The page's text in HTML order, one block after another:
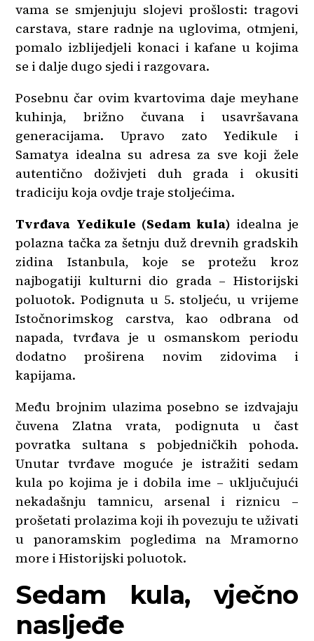
vama se smjenjuju slojevi prošlosti: tragovi
carstava, stare radnje na uglovima, otmjeni,
pomalo izblijedjeli konaci i kafane u kojima
se i dalje dugo sjedi i razgovara.
Posebnu čar ovim kvartovima daje meyhane
kuhinja, brižno čuvana i usavršavana
generacijama. Upravo zato Yedikule i
Samatya idealna su adresa za sve koji žele
autentično doživjeti duh grada i okusiti
tradiciju koja ovdje traje stoljećima.
Tvrđava Yedikule (Sedam kula) idealna je
polazna tačka za šetnju duž drevnih gradskih
zidina Istanbula, koje se protežu kroz
najbogatiji kulturni dio grada – Historijski
poluotok. Podignuta u 5. stoljeću, u vrijeme
Istočnorimskog carstva, kao odbrana od
napada, tvrđava je u osmanskom periodu
dodatno proširena novim zidovima i
kapijama.
Među brojnim ulazima posebno se izdvajaju
čuvena Zlatna vrata, podignuta u čast
povratka sultana s pobjedničkih pohoda.
Unutar tvrđave moguće je istražiti sedam
kula po kojima je i dobila ime – uključujući
nekadašnju tamnicu, arsenal i riznicu –
prošetati prolazima koji ih povezuju te uživati
u panoramskim pogledima na Mramorno
more i Historijski poluotok.
Sedam kula, vječno
nasljeđe